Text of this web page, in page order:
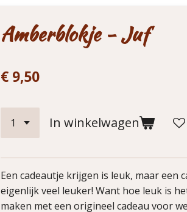
Amberblokje - Juf
€ 9,50
In winkelwagen
Een cadeautje krijgen is leuk, maar een
eigenlijk veel leuker! Want hoe leuk is
maken met een origineel cadeau voor